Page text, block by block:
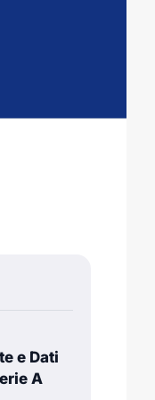
e Dati
A